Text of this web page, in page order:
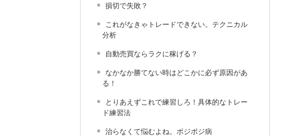
損切で失敗？
これがなきゃトレードできない。テクニカル
分析
自動売買ならラクに稼げる？
なかなか勝てない時はどこかに必ず原因があ
る！
とりあえずこれで練習しろ！具体的なトレー
ド練習法
治らなくて悩むよね。ポジポジ病